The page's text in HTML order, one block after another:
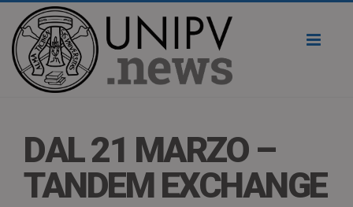
DAL 21 MARZO –
TANDEM EXCHANGE